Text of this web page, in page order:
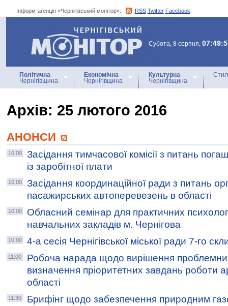
Інформ-агенція «Чернігівський монітор»: RSS Twitter Facebook
Інформ-агенція
«Чернігівський монітор»
Субота, 8 серпня,
Політична
Чернігівщина
Економічна
Чернігівщина
Культурна
Чернігівщина
Архiв: 25 лютого 2016
АНОНСИ
10:00
Засідання тимчасової комісії з питань
із заробітної плати
10:00
Засідання координаційної ради з питань
пасажирських автоперевезень в області
10:00
Обласний семінар для практичних
навчальних закладів м. Чернігова
10:00 4-а сесія Чернігівської міської ради 7-го
11:00
Робоча нарада щодо вирішення
визначення пріоритетних завдань роботи
області
11:30
Брифінг щодо забезпечення природним